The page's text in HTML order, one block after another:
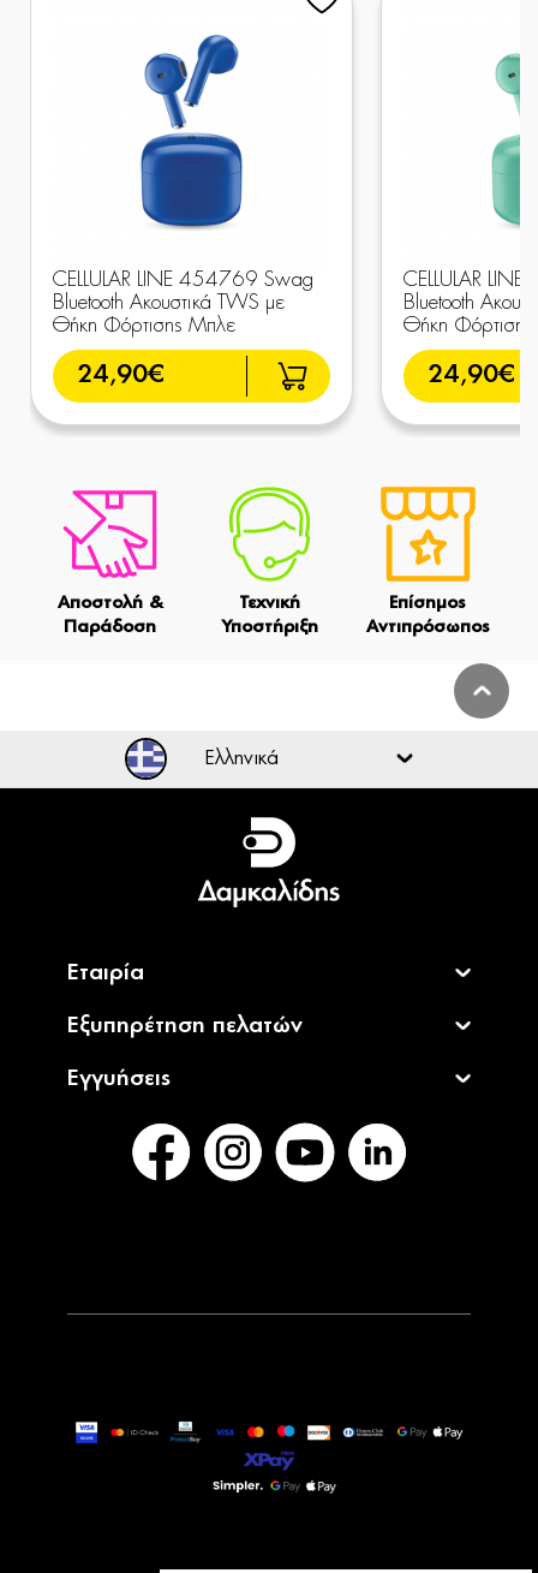
CELLULAR LINE 454769 Swag
Bluetooth Ακουστικά TWS με
Θήκη Φόρτισης Μπλε
24,90€
CELLULAR
Bluetooth
Θήκη
24,90€
Αποστολή &
Παράδοση
Τεχνική
Υποστήριξη
Επίσημος
Αντιπρόσωπος
Ελληνικά
Ελληνικά
English
Εταιρία
Εξυπηρέτηση πελατών
Εγγυήσεις